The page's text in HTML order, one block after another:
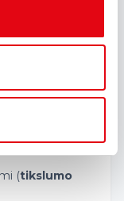
bei
kurių reikia
(tikslumo